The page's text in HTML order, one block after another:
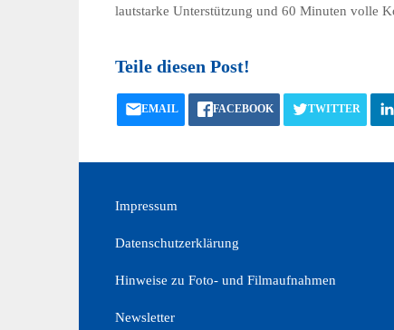
lautstarke Unterstützung und 60 Minuten volle
Teile diesen Post!
EMAIL FACEBOOK TWITTER
Impressum
Datenschutzerklärung
Hinweise zu Foto- und Filmaufnahmen
Newsletter